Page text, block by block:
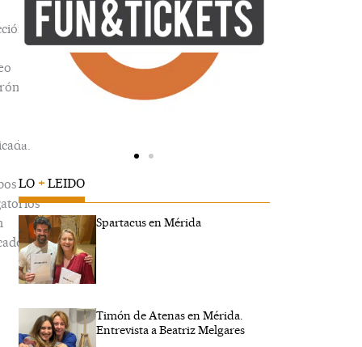
LO +LEIDO
Spartacus en Mérida
Timón de Atenas en Mérida.
Entrevista a Beatriz Melgares